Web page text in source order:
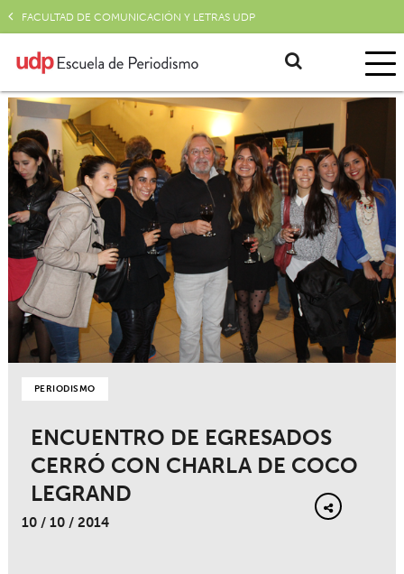
FACULTAD DE COMUNICACIÓN Y LETRAS UDP
PERIODISMO
ENCUENTRO DE EGRESADOS
CERRÓ CON CHARLA DE COCO
LEGRAND
10 / 10 / 2014